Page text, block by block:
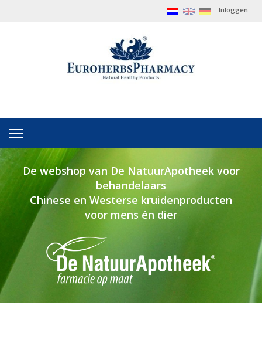
Inloggen
De webshop van De NatuurApotheek voor
behandelaars
Chinese en Westerse kruidenproducten
voor mens én dier